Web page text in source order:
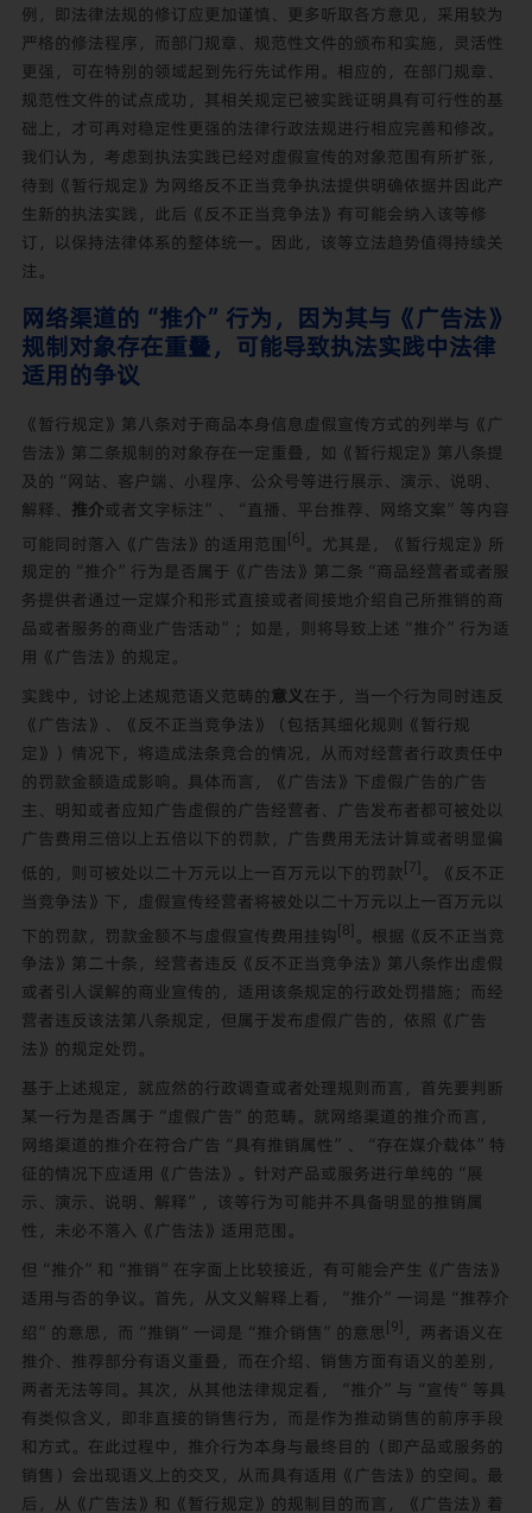
例，即法律法规的修订应更加谨慎、更多听取各方意见，采用较为
严格的修法程序，而部门规章、规范性文件的颁布和实施，灵活性
更强，可在特别的领域起到先行先试作用。相应的，在部门规章、
规范性文件的试点成功，其相关规定已被实践证明具有可行性的基
础上，才可再对稳定性更强的法律行政法规进行相应完善和修改。
我们认为，考虑到执法实践已经对虚假宣传的对象范围有所扩张，
待到《暂行规定》为网络反不正当竞争执法提供明确依据并因此产
生新的执法实践，此后《反不正当竞争法》有可能会纳入该等修
订，以保持法律体系的整体统一。因此，该等立法趋势值得持续关
注。
网络渠道的“推介”行为，因为其与《广告法》
规制对象存在重叠，可能导致执法实践中法律
适用的争议
《暂行规定》第八条对于商品本身信息虚假宣传方式的列举与《广
告法》第二条规制的对象存在一定重叠，如《暂行规定》第八条提
及的“网站、客户端、小程序、公众号等进行展示、演示、说明、
解释、 推介或者文字标注”、“直播、平台推荐、网络文案”等内容
可能同时落入《广告法》的适用范围[6] 。尤其是，《暂行规定》所
规定的“推介”行为是否属于《广告法》第二条“商品经营者或者服
务提供者通过一定媒介和形式直接或者间接地介绍自己所推销的商
品或者服务的商业广告活动”；如是，则将导致上述“推介”行为适
用《广告法》的规定。
实践中，讨论上述规范语义范畴的意义在于，当一个行为同时违反
《广告法》、《反不正当竞争法》（包括其细化规则《暂行规
定》）情况下，将造成法条竞合的情况，从而对经营者行政责任中
的罚款金额造成影响。具体而言，《广告法》下虚假广告的广告
主、明知或者应知广告虚假的广告经营者、广告发布者都可被处以
广告费用三倍以上五倍以下的罚款，广告费用无法计算或者明显偏
低的，则可被处以二十万元以上一百万元以下的罚款[7] 。《反不正
当竞争法》下，虚假宣传经营者将被处以二十万元以上一百万元以
下的罚款，罚款金额不与虚假宣传费用挂钩[8] 。根据《反不正当竞
争法》第二十条，经营者违反《反不正当竞争法》第八条作出虚假
或者引人误解的商业宣传的，适用该条规定的行政处罚措施；而经
营者违反该法第八条规定，但属于发布虚假广告的，依照《广告
法》的规定处罚。
基于上述规定，就应然的行政调查或者处理规则而言，首先要判断
某一行为是否属于“虚假广告”的范畴。就网络渠道的推介而言，
网络渠道的推介在符合广告“具有推销属性”、“存在媒介载体”特
征的情况下应适用《广告法》。针对产品或服务进行单纯的“展
示、演示、说明、解释”，该等行为可能并不具备明显的推销属
性，未必不落入《广告法》适用范围。
但“推介”和“推销”在字面上比较接近，有可能会产生《广告法》
适用与否的争议。首先，从文义解释上看，“推介”一词是“推荐介
绍”的意思，而“推销”一词是“推介销售”的意思[9] ，两者语义在
推介、推荐部分有语义重叠，而在介绍、销售方面有语义的差别，
两者无法等同。其次，从其他法律规定看，“推介”与“宣传”等具
有类似含义，即非直接的销售行为，而是作为推动销售的前序手段
和方式。在此过程中，推介行为本身与最终目的（即产品或服务的
销售）会出现语义上的交叉，从而具有适用《广告法》的空间。最
后，从《广告法》和《暂行规定》的规制目的而言，《广告法》着